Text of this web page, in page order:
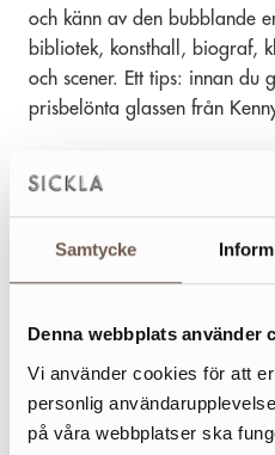
Samtycke
Denna webbplats använder
Vi använder cookies för att
personlig
på våra webbplatser ska
och känn av den bubblande
bibliotek, konsthall, biograf,
och scener. Ett tips: innan du
prisbelönta glassen från